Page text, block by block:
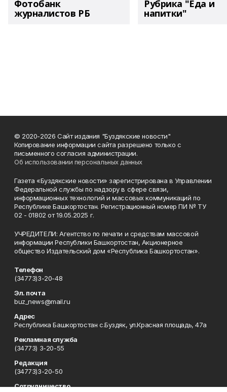
Фотобанк
журналистов РБ
Рубрика "Еда и
напитки"
© 2020-2026 Сайт издания "Буздякские новости"
Копирование информации сайта разрешено только с
письменного согласия администрации.
Об использовании персональных данных
Газета «Буздякские новости» зарегистрирована в Управлении
Федеральной службы по надзору в сфере связи,
информационных технологий и массовых коммуникаций по
Республике Башкортостан. Регистрационный номер ПИ № ТУ
02 - 01802 от 19.05.2025 г.
УЧРЕДИТЕЛИ: Агентство по печати и средствам массовой
информации Республики Башкортостан, Акционерное
общество Издательский дом «Республика Башкортостан».
Телефон
(34773)3-20-48
Эл. почта
buz_news@mail.ru
Адрес
Республика Башкортостан с.Буздяк, ул.Красная площадь, 47а
Рекламная служба
(34773) 3-20-55
Редакция
(34773)3-20-50
Сотрудничество